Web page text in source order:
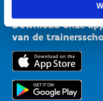
Bedrijven
Trainers en begeleiders
Topsporters
Kennisplatform
Downloads
Voor de pers
Download onze
van de